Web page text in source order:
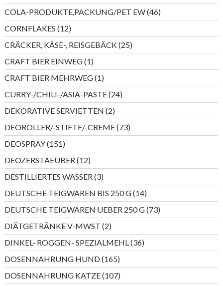
Produkte
COLA-PRODUKTE,PACKUNG/PET EW 4646
Produkte
CORNFLAKES 1212
Produkte
CRÄCKER, KÄSE-, REISGEBÄCK 2525
Produkte
CRAFT BIER EINWEG 11
Produkt
CRAFT BIER MEHRWEG 11
Produkt
CURRY-/CHILI-/ASIA-PASTE 2424
Produkte
DEKORATIVE SERVIETTEN 22
Produkte
DEOROLLER/-STIFTE/-CREME 7373
Produkte
DEOSPRAY 151151
Produkte
DEOZERSTAEUBER 1212
Produkte
DESTILLIERTES WASSER 33
Produkte
DEUTSCHE TEIGWAREN BIS 250 G 1414
Produkte
DEUTSCHE TEIGWAREN UEBER 250 G 7373
Produkte
DIÄTGETRÄNKE V-MWST 22
Produkte
DINKEL- ROGGEN- SPEZIALMEHL 3636
Produkte
DOSENNAHRUNG HUND 165165
Produkte
DOSENNAHRUNG KATZE 107107